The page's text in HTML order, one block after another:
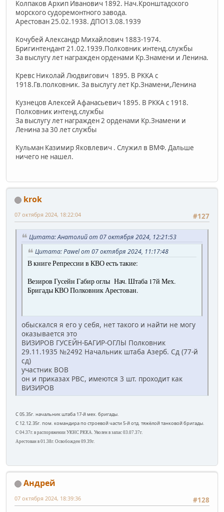
Колпаков Архип Иванович 1892. Нач.Кронштадского
морского судоремонтного завода.
Арестован 25.02.1938. ДПО13.08.1939
Кочубей Александр Михайлович 1883-1974.
Бригинтендант 21.02.1939.Полковник интенд.службы
За выслугу лет награжден орденами Кр.Знамени и Ленина.
Кревс Николай Людвигович 1895. В РККА с
1918.Гв.полковник. За выслугу лет Кр.Знамени,Ленина
Кузнецов Алексей Афанасьевич 1895. В РККА с 1918.
Полковник интенд.службы
За выслугу лет награжден 2 орденами Кр.Знамени и
Ленина за 30 лет службы
Кульман Казимир Яковлевич . Служил в ВМФ. Дальше
ничего не нашел.
krok
#127
07 октября 2024, 18:22:04
Цитата: Анатолий от 07 октября 2024, 12:21:53
Цитата: Pawel от 07 октября 2024, 11:17:48
В книге Репрессии в КВО есть такие:
Везиров Гусейн Габир оглы Нач. Штаба 17й Мех.
Бригады КВО Полковник Арестован.
обыскался я его у себя, нет такого и найти не могу
оказывается это
ВИЗИРОВ ГУСЕЙН-БАГИР-ОГЛЫ Полковник
29.11.1935 №2492 Начальник штаба Азерб. Сд (77-й
сд)
участник ВОВ
он и приказах РВС, имеются 3 шт. проходит как
ВИЗИРОВ
С 05.35г. начальник штаба 17-й мех. бригады.
С 12.12.35г. пом. командира по строевой части 5-й отд. тяжёлой танковой бригады.
С 04.37г. в распоряжении УКНС РККА. Уволен в запас 03.07.37г.
Арестован в 01.38г. Освобожден 09.39г.
Андрей
#128
07 октября 2024, 18:39:36